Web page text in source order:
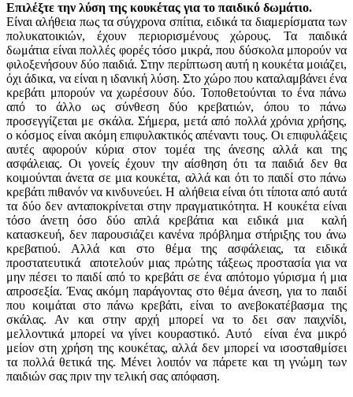
Επιλέξτε την λύση της κουκέτας για το παιδικό δωμάτιο.
Είναι αλήθεια πως τα σύγχρονα σπίτια, ειδικά τα διαμερίσματα των
πολυκατοικιών, έχουν περιορισμένους χώρους. Τα παιδικά
δωμάτια είναι πολλές φορές τόσο μικρά, που δύσκολα μπορούν να
φιλοξενήσουν δύο παιδιά. Στην περίπτωση αυτή η κουκέτα μοιάζει,
όχι άδικα, να είναι η ιδανική λύση. Στο χώρο που καταλαμβάνει ένα
κρεβάτι μπορούν να χωρέσουν δύο. Τοποθετούνται το ένα πάνω
από το άλλο ως σύνθεση δύο κρεβατιών, όπου το πάνω
προσεγγίζεται με σκάλα. Σήμερα, μετά από πολλά χρόνια χρήσης,
ο κόσμος είναι ακόμη επιφυλακτικός απέναντι τους. Οι επιφυλάξεις
αυτές αφορούν κύρια στον τομέα της άνεσης αλλά και της
ασφάλειας. Οι γονείς έχουν την αίσθηση ότι τα παιδιά δεν θα
κοιμούνται άνετα σε μια κουκέτα, αλλά και ότι το παιδί στο πάνω
κρεβάτι πιθανόν να κινδυνεύει. Η αλήθεια είναι ότι τίποτα από αυτά
τα δύο δεν ανταποκρίνεται στην πραγματικότητα. Η κουκέτα είναι
τόσο άνετη όσο δύο απλά κρεβάτια και ειδικά μια καλή
κατασκευή, δεν παρουσιάζει κανένα πρόβλημα στήριξης του άνω
κρεβατιού. Αλλά και στο θέμα της ασφάλειας, τα ειδικά
προστατευτικά αποτελούν μιας πρώτης τάξεως προστασία για να
μην πέσει το παιδί από το κρεβάτι σε ένα απότομο γύρισμα ή μια
απροσεξία. Ένας ακόμη παράγοντας στο θέμα άνεση, για το παιδί
που κοιμάται στο πάνω κρεβάτι, είναι το ανεβοκατέβασμα της
σκάλας. Αν και στην αρχή μπορεί να το δει σαν παιχνίδι,
μελλοντικά μπορεί να γίνει κουραστικό. Αυτό είναι ένα μικρό
μείον στη χρήση της κουκέτας, αλλά δεν μπορεί να ισοσταθμίσει
τα πολλά θετικά της. Μένει λοιπόν να πάρετε και τη γνώμη των
παιδιών σας πριν την τελική σας απόφαση.